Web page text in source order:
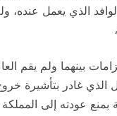
الذي يعمل عنده،
بينهما ولم يقم
الذي غادر بتأشيرة
بمنع عودته إلى